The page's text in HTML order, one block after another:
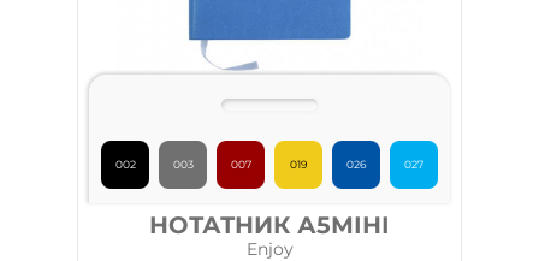
002 003 007 019 026 027
НОТАТНИК А5МІНІ
Enjoy